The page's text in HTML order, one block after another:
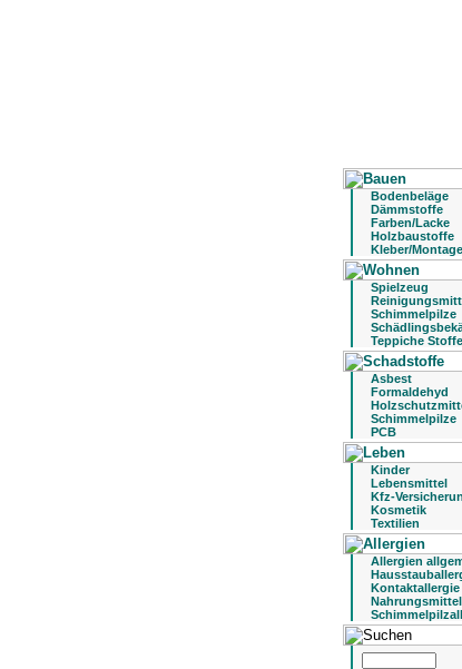
Bodenbeläge
Dämmstoffe
Farben/Lacke
Holzbaustoffe
Kleber/
Spielzeug
Schimmelpilze
Teppiche Stoffe
Asbest
Formaldehyd
Schimmelpilze
PCB
Kinder
Lebensmittel
Kfz-
Kosmetik
Textilien
Allergien
Kontaktallergie